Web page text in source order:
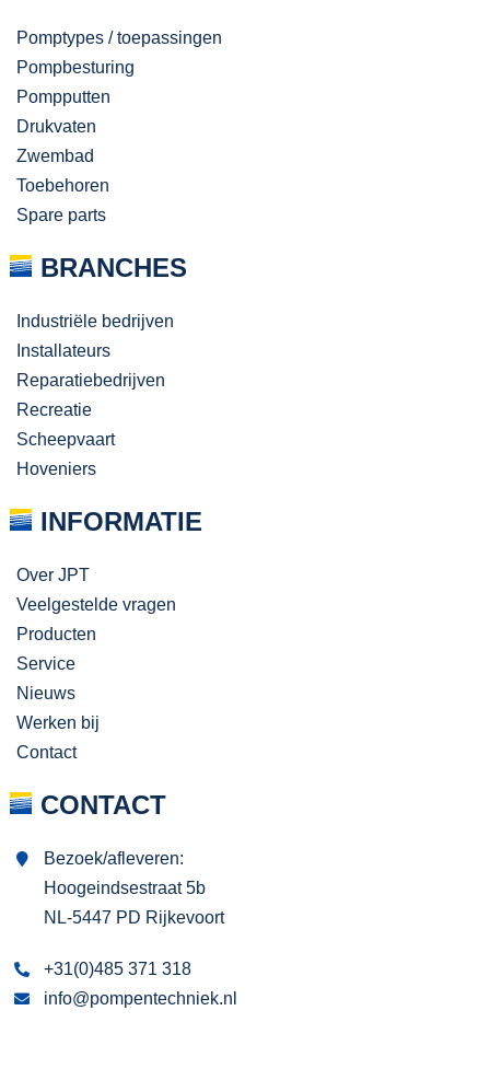
Pomptypes / toepassingen
Pompbesturing
Pompputten
Drukvaten
Zwembad
Toebehoren
Spare parts
BRANCHES
Industriële bedrijven
Installateurs
Reparatiebedrijven
Recreatie
Scheepvaart
Hoveniers
INFORMATIE
Over JPT
Veelgestelde vragen
Producten
Service
Nieuws
Werken bij
Contact
CONTACT
Bezoek/afleveren:
Hoogeindsestraat 5b
NL-5447 PD Rijkevoort
+31(0)485 371 318
info@pompentechniek.nl